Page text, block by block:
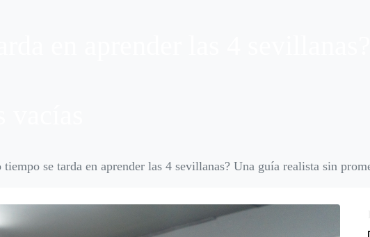
tiempo se tarda en aprender las 4 sevillanas? Una guía realista sin